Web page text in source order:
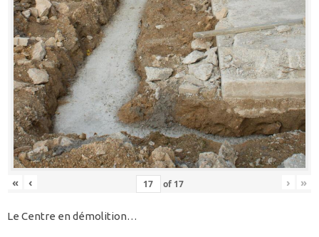
« ‹ of 17 › »
Le Centre en démolition…